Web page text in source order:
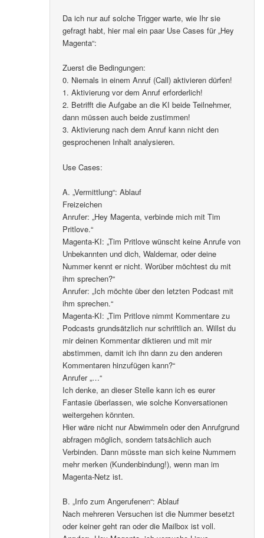
Da ich nur auf solche Trigger warte, wie Ihr sie
gefragt habt, hier mal ein paar Use Cases für „Hey
Magenta“:
Zuerst die Bedingungen:
0. Niemals in einem Anruf (Call) aktivieren dürfen!
1. Aktivierung vor dem Anruf erforderlich!
2. Betrifft die Aufgabe an die KI beide Teilnehmer,
dann müssen auch beide zustimmen!
3. Aktivierung nach dem Anruf kann nicht den
gesprochenen Inhalt analysieren.
Use Cases:
A. „Vermittlung“: Ablauf
Freizeichen
Anrufer: „Hey Magenta, verbinde mich mit Tim
Pritlove.“
Magenta-KI: „Tim Pritlove wünscht keine Anrufe von
Unbekannten und dich, Waldemar, oder deine
Nummer kennt er nicht. Worüber möchtest du mit
ihm sprechen?“
Anrufer: „Ich möchte über den letzten Podcast mit
ihm sprechen.“
Magenta-KI: „Tim Pritlove nimmt Kommentare zu
Podcasts grundsätzlich nur schriftlich an. Willst du
mir deinen Kommentar diktieren und mit mir
abstimmen, damit ich ihn dann zu den anderen
Kommentaren hinzufügen kann?“
Anrufer „…“
Ich denke, an dieser Stelle kann ich es eurer
Fantasie überlassen, wie solche Konversationen
weitergehen könnten.
Hier wäre nicht nur Abwimmeln oder den Anrufgrund
abfragen möglich, sondern tatsächlich auch
Verbinden. Dann müsste man sich keine Nummern
mehr merken (Kundenbindung!), wenn man im
Magenta-Netz ist.
B. „Info zum Angerufenen“: Ablauf
Nach mehreren Versuchen ist die Nummer besetzt
oder keiner geht ran oder die Mailbox ist voll.